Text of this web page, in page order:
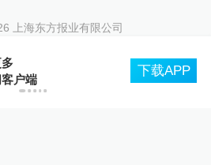
户端
下载APP
上海东方报业有限公司
服务许可证：31120170006
备 31010602000299号